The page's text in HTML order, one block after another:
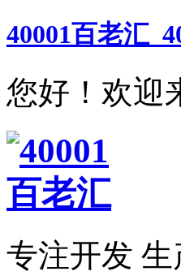
40001百老汇
您好！欢迎
专注开发